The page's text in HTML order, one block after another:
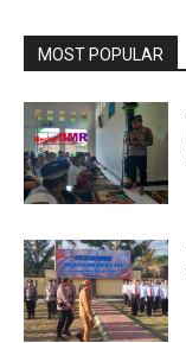
MOST POPULAR